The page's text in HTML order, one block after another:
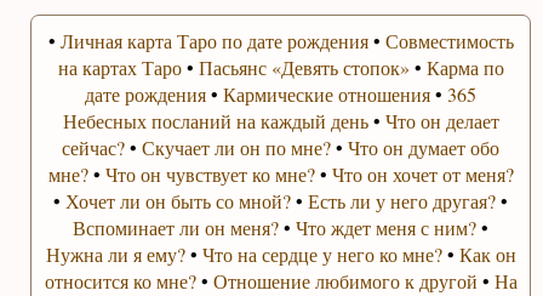
• Личная карта Таро по дате рождения• Совместимость
на картах Таро• Пасьянс «Девять стопок» • Карма по
дате рождения•Кармические отношения•365
Небесных посланий на каждый день• Что он делает
сейчас?•Скучает ли он по мне?•Что он думает обо
мне?• Что он чувствует ко мне?• Что он хочет от меня?
• Хочет ли он быть со мной?•Есть ли у него другая?•
Вспоминает ли он меня?•Что ждет меня с ним?•
Нужна ли я ему?• Что на сердце у него ко мне?• Как он
относится ко мне?• Отношение любимого к другой • На